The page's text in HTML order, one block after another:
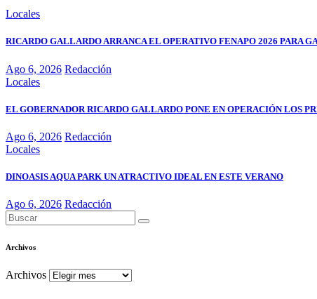
Locales
RICARDO GALLARDO ARRANCA EL OPERATIVO FENAPO 2026 PARA
Ago 6, 2026 Redacción
Locales
EL GOBERNADOR RICARDO GALLARDO PONE EN OPERACIÓN LOS
Ago 6, 2026 Redacción
Locales
DINOASIS AQUA PARK UN ATRACTIVO IDEAL EN ESTE VERANO
Ago 6, 2026 Redacción
Archivos
Archivos